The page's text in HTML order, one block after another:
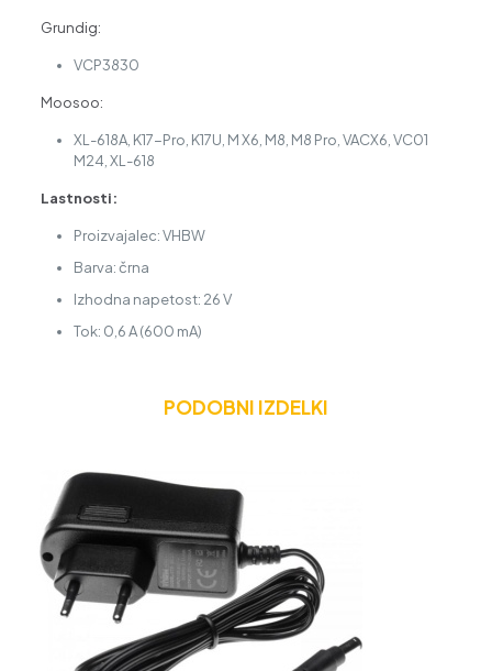
Grundig:
VCP3830
Moosoo:
XL-618A, K17-Pro, K17U, M X6, M8, M8 Pro, VACX6, VC01
M24, XL-618
Lastnosti:
Proizvajalec: VHBW
Barva: črna
Izhodna napetost: 26 V
Tok: 0,6 A (600 mA)
PODOBNI IZDELKI